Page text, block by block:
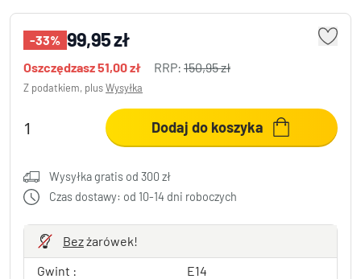
-33% 99,95 zł
Oszczędzasz51,00 zł RRP: 150,95 zł
Z podatkiem, plusWysyłka
Dodaj do koszyka
Wysyłka gratis od 300 zł
Czas dostawy: od 10-14 dni roboczych
Bezżarówek!
Gwint :
E14